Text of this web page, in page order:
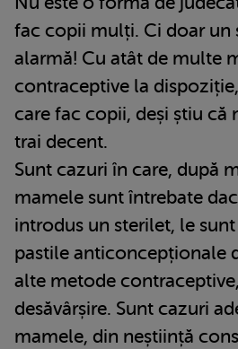
fac copii mulți. Ci doar un
alarmă! Cu atât de multe
contraceptive la
care fac copii, deși știu că
trai decent.
Sunt cazuri în care, după
mamele sunt întrebate
introdus un sterilet, le
pastile anticoncepționale
alte metode
desăvârșire. Sunt cazuri
mamele, din neștiință